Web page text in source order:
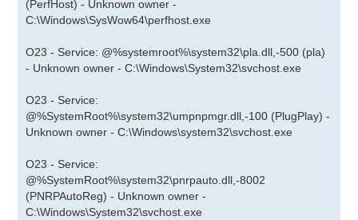
(PerfHost) - Unknown owner -
C:\Windows\SysWow64\perfhost.exe
O23 - Service: @%systemroot%\system32\pla.dll,-500 (pla)
- Unknown owner - C:\Windows\System32\svchost.exe
O23 - Service:
@%SystemRoot%\system32\umpnpmgr.dll,-100 (PlugPlay) -
Unknown owner - C:\Windows\system32\svchost.exe
O23 - Service:
@%SystemRoot%\system32\pnrpauto.dll,-8002
(PNRPAutoReg) - Unknown owner -
C:\Windows\System32\svchost.exe